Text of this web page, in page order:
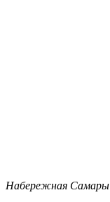
Набережная Самары